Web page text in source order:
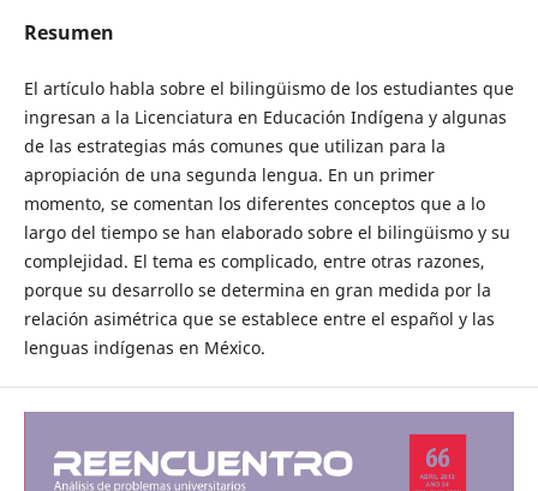
Resumen
El artículo habla sobre el bilingüismo de los estudiantes que
ingresan a la Licenciatura en Educación Indígena y algunas
de las estrategias más comunes que utilizan para la
apropiación de una segunda lengua. En un primer
momento, se comentan los diferentes conceptos que a lo
largo del tiempo se han elaborado sobre el bilingüismo y su
complejidad. El tema es complicado, entre otras razones,
porque su desarrollo se determina en gran medida por la
relación asimétrica que se establece entre el español y las
lenguas indígenas en México.